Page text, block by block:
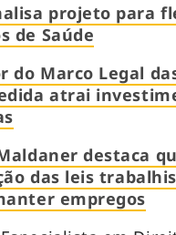
projeto para
de Saúde
do Marco Legal
atrai
destaca
das leis
empregos